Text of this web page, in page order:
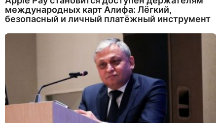
международных карт Алифа: Лёгкий,
безопасный и личный платёжный инструмент